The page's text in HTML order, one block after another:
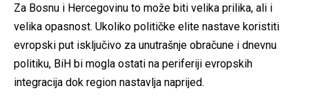
Za Bosnu i Hercegovinu to može biti velika prilika, ali i
velika opasnost. Ukoliko političke elite nastave koristiti
evropski put isključivo za unutrašnje obračune i dnevnu
politiku, BiH bi mogla ostati na periferiji evropskih
integracija dok region nastavlja naprijed.